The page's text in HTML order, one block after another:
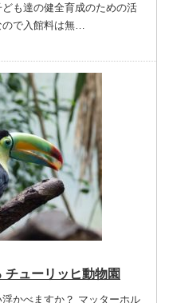
も達の健全育成のための活
で入館料は無…
チューリッヒ動物園
かべますか？ マッターホル